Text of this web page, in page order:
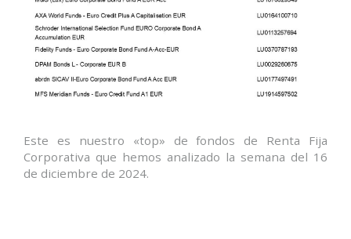
Este es nuestro «top» de fondos de Renta Fija
Corporativa que hemos analizado la semana del 16
de diciembre de 2024.